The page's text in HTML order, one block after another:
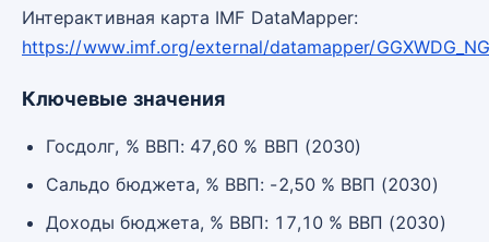
Интерактивная карта IMF DataMapper:
https://www.imf.org/external/datamapper/
Ключевые значения
Госдолг, % ВВП: 47,60 % ВВП (2030)
Сальдо бюджета, % ВВП: -2,50 % ВВП (2030)
Доходы бюджета, % ВВП: 17,10 % ВВП (2030)